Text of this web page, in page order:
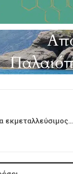
εκμεταλλεύσιμος…